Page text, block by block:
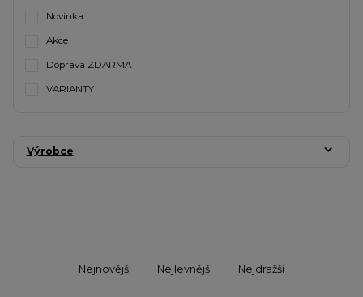
Novinka
Akce
Doprava ZDARMA
VARIANTY
Výrobce
Nejnovější Nejlevnější Nejdražší